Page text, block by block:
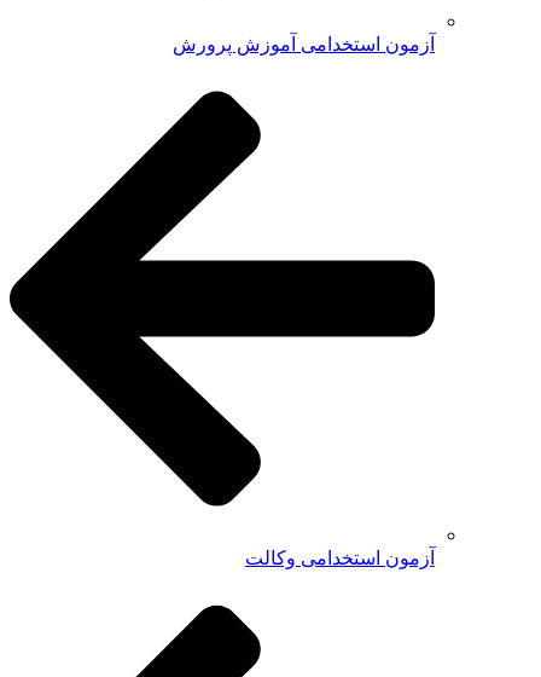
آزمون استخدامی آموزش پرورش
آزمون استخدامی وکالت